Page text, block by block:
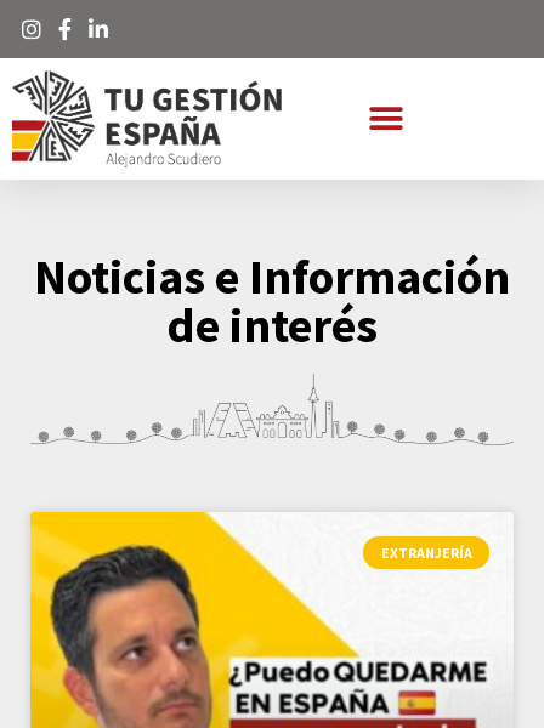
Noticias e Información
de interés
EXTRANJERÍA